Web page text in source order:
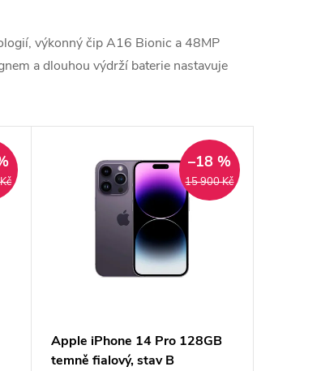
výkonný čip A16 Bionic a 48MP
a dlouhou výdrží baterie nastavuje
15 900 Kč
–18 %
Apple iPhone 14 Pro 128GB
temně fialový, stav B